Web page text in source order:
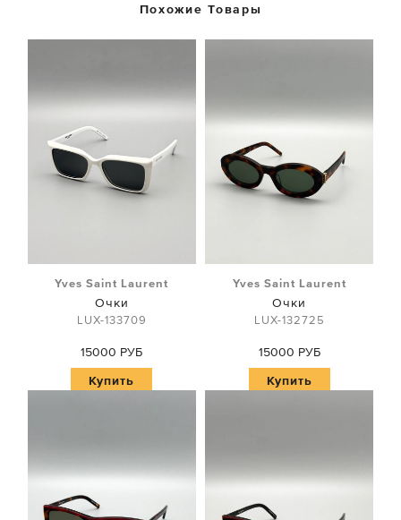
Похожие Товары
Yves Saint Laurent
Очки
LUX-133709
15000 РУБ
Купить
Yves Saint Laurent
Очки
LUX-132725
15000 РУБ
Купить